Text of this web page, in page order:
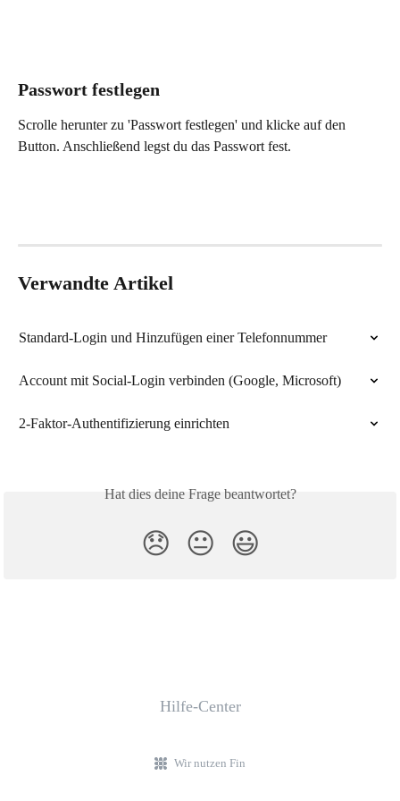
Passwort festlegen
Scrolle herunter zu 'Passwort festlegen' und klicke auf den
Button. Anschließend legst du das Passwort fest.
Verwandte Artikel
Standard-Login und Hinzufügen einer Telefonnummer
Account mit Social-Login verbinden (Google, Microsoft)
2-Faktor-Authentifizierung einrichten
Hat dies deine Frage beantwortet?
😞 😐 😃
Hilfe-Center
Wir nutzen Fin